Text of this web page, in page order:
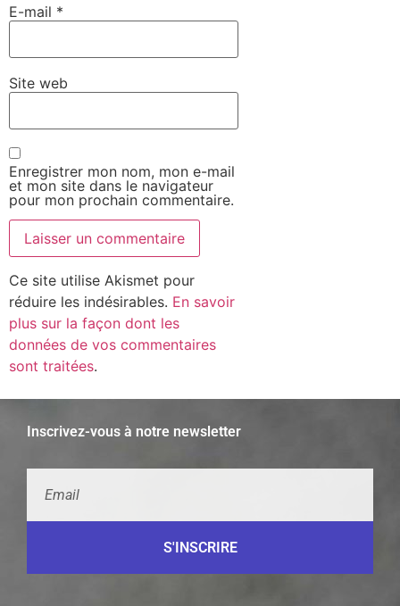
E-mail *
Site web
Enregistrer mon nom, mon e-mail
et mon site dans le navigateur
pour mon prochain commentaire.
Ce site utilise Akismet pour
réduire les indésirables. En savoir
plus sur la façon dont les
données de vos commentaires
sont traitées.
Inscrivez-vous à notre newsletter
S'INSCRIRE